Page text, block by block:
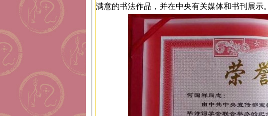
满意的书法作品，并在中央有关媒体和书刊展示。